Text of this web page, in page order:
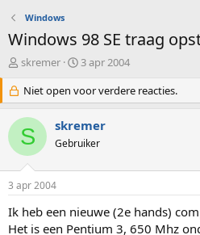
Windows
Windows 98 SE traag
O
d
e
r
w
e
s
t
a
skremer
S
a
r
d
a
m
3 apr 2004
Niet open voor verdere reacties.
S skremer
Gebruiker
3 apr 2004
Ik heb een nieuwe (2e hands)
Het is een Pentium 3, 650 Mhz